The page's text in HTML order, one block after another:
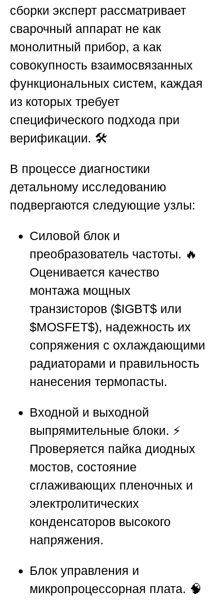
сборки эксперт рассматривает
сварочный аппарат не как
монолитный прибор, а как
совокупность взаимосвязанных
функциональных систем, каждая
из которых требует
специфического подхода при
верификации. 🛠️
В процессе диагностики
детальному исследованию
подвергаются следующие узлы:
Силовой блок и
преобразователь частоты. 🔥
Оценивается качество
монтажа мощных
транзисторов ($IGBT$ или
$MOSFET$), надежность их
сопряжения с охлаждающими
радиаторами и правильность
нанесения термопасты.
Входной и выходной
выпрямительные блоки. ⚡
Проверяется пайка диодных
мостов, состояние
сглаживающих пленочных и
электролитических
конденсаторов высокого
напряжения.
Блок управления и
микропроцессорная плата. 🧠